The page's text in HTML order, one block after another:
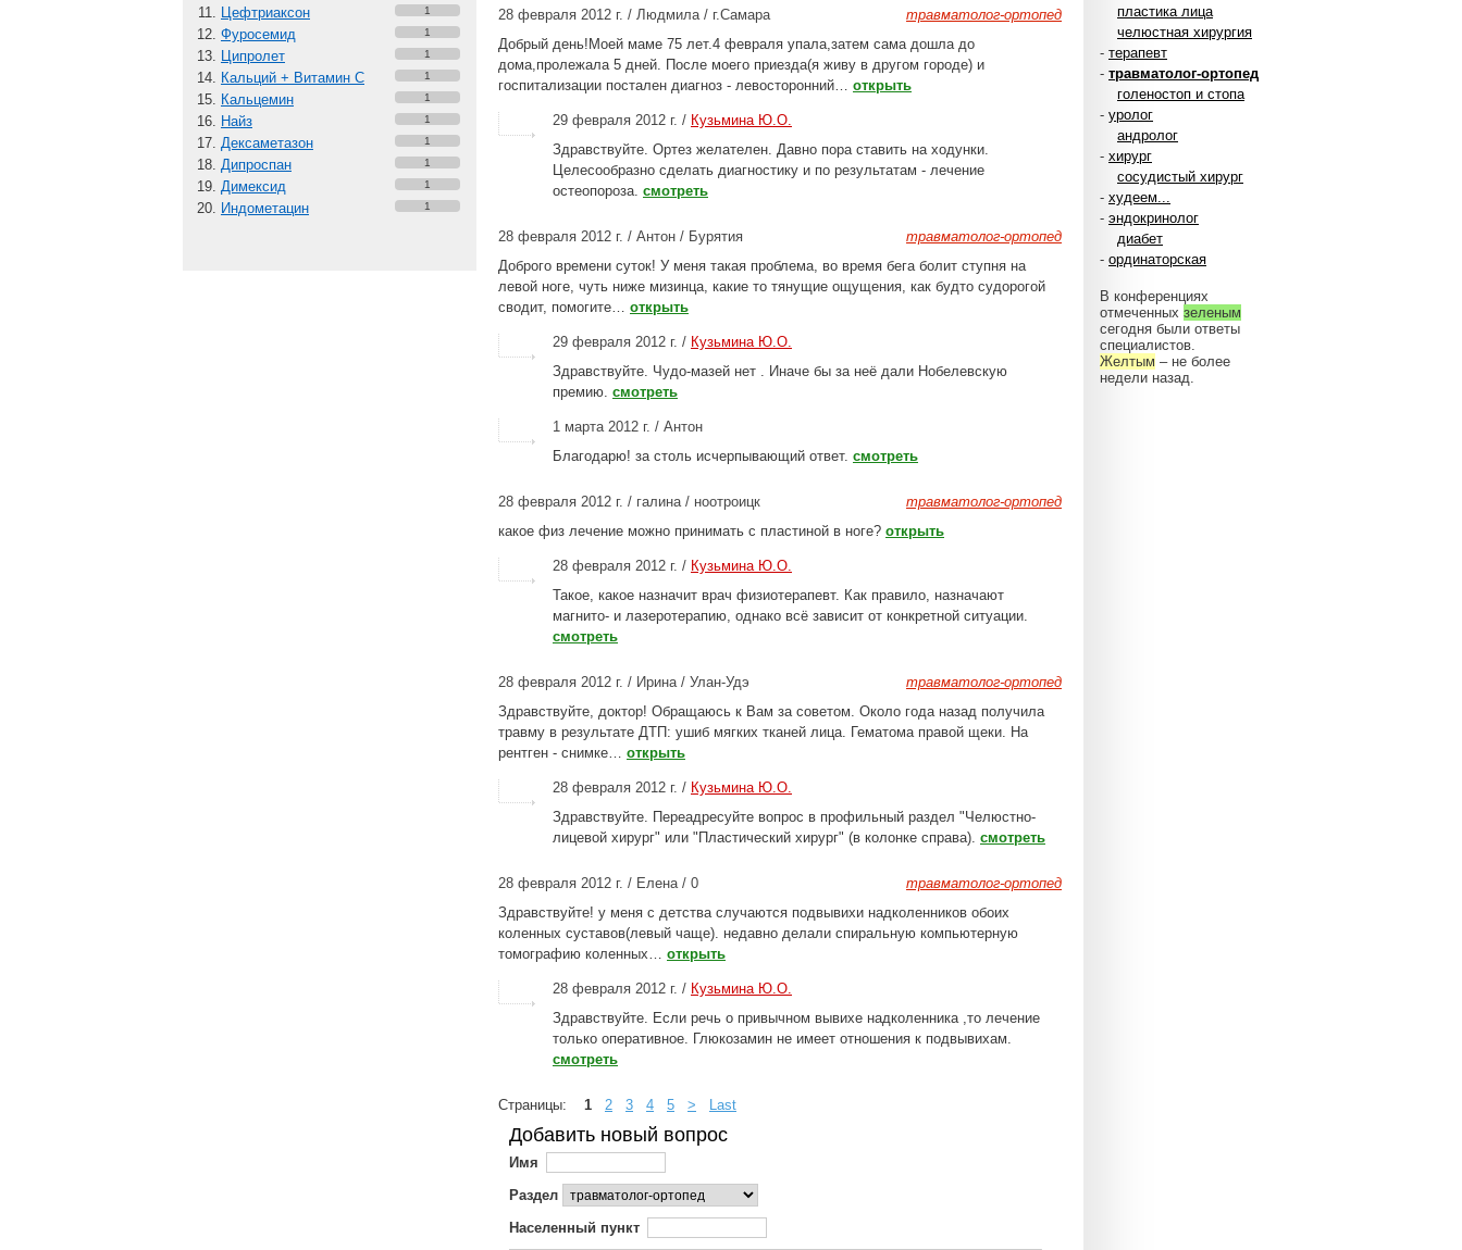
пластика лица
челюстная хирургия
- терапевт
- травматолог-ортопед
голеностоп и стопа
- уролог
андролог
- хирург
сосудистый хирург
- худеем...
- эндокринолог
диабет
- ординаторская
В конференциях
отмеченных зеленым
сегодня были ответы
специалистов.
Желтым – не более
недели назад.
Цефтриаксон 1
Фуросемид 1
Ципролет 1
Кальций + Витамин C 1
Кальцемин 1
Найз 1
Дексаметазон 1
Дипроспан 1
Димексид 1
Индометацин 1
травматолог-ортопед
28 февраля 2012 г. / Людмила / г.Самара
Добрый день!Моей маме 75 лет.4 февраля упала,затем сама дошла до
дома,пролежала 5 дней. После моего приезда(я живу в другом городе) и
госпитализации постален диагноз - левосторонний… открыть
29 февраля 2012 г. / Кузьмина Ю.О.
Здравствуйте. Ортез желателен. Давно пора ставить на ходунки.
Целесообразно сделать диагностику и по результатам - лечение
остеопороза. смотреть
травматолог-ортопед
28 февраля 2012 г. / Антон / Бурятия
Доброго времени суток! У меня такая проблема, во время бега болит ступня на
левой ноге, чуть ниже мизинца, какие то тянущие ощущения, как будто судорогой
сводит, помогите… открыть
29 февраля 2012 г. / Кузьмина Ю.О.
Здравствуйте. Чудо-мазей нет . Иначе бы за неё дали Нобелевскую
премию. смотреть
1 марта 2012 г. / Антон
Благодарю! за столь исчерпывающий ответ. смотреть
травматолог-ортопед
28 февраля 2012 г. / галина / ноотроицк
какое физ лечение можно принимать с пластиной в ноге? открыть
28 февраля 2012 г. / Кузьмина Ю.О.
Такое, какое назначит врач физиотерапевт. Как правило, назначают
магнито- и лазеротерапию, однако всё зависит от конкретной ситуации.
смотреть
травматолог-ортопед
28 февраля 2012 г. / Ирина / Улан-Удэ
Здравствуйте, доктор! Обращаюсь к Вам за советом. Около года назад получила
травму в результате ДТП: ушиб мягких тканей лица. Гематома правой щеки. На
рентген - снимке… открыть
28 февраля 2012 г. / Кузьмина Ю.О.
Здравствуйте. Переадресуйте вопрос в профильный раздел "Челюстно-
лицевой хирург" или "Пластический хирург" (в колонке справа). смотреть
травматолог-ортопед
28 февраля 2012 г. / Елена / 0
Здравствуйте! у меня с детства случаются подвывихи надколенников обоих
коленных суставов(левый чаще). недавно делали спиральную компьютерную
томографию коленных… открыть
28 февраля 2012 г. / Кузьмина Ю.О.
Здравствуйте. Если речь о привычном вывихе надколенника ,то лечение
только оперативное. Глюкозамин не имеет отношения к подвывихам.
смотреть
Страницы: 1 2 3 4 5 > Last
Добавить новый вопрос
Имя
Раздел
Населенный пункт